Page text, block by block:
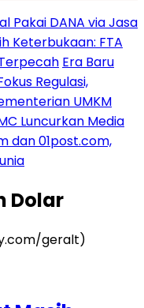
Pakai DANA via Jasa
Keterbukaan: FTA
Era Baru
Regulasi,
UMKM
Luncurkan Media
dan 01post.com,
Dolar